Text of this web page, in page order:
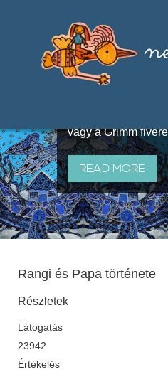
útján terjedő
melyeket olyan
állítottak össze,
vagy a Grimm
READ MORE
Rangi és Papa története
Részletek
Látogatás
23942
Értékelés